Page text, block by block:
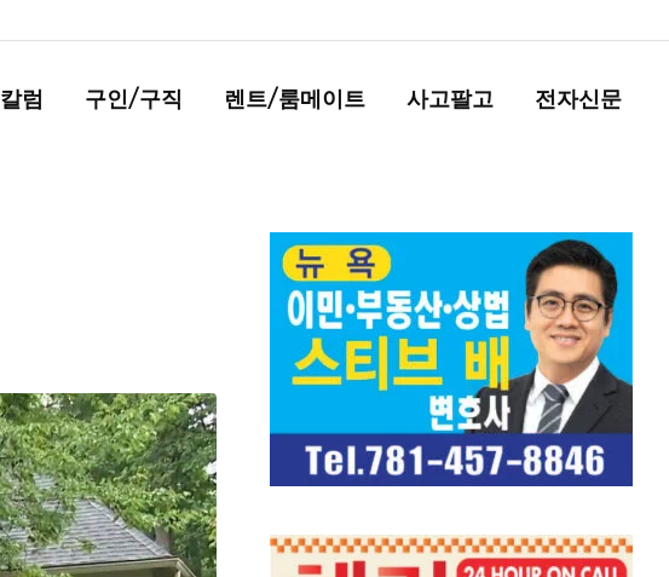
칼럼 구인/구직 렌트/룸메이트 사고팔고 전자신문